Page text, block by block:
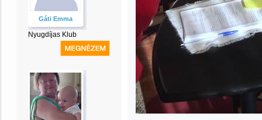
Gáti Emma
Nyugdíjas Klub